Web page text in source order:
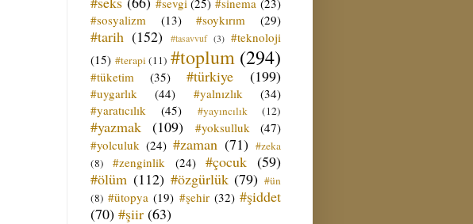
#sosyalizm
(13) #soykırım (29)
#tarih (152) #tasavvuf (3) #teknoloji
(15) #terapi (11) #toplum (294)
#tüketim (35) #türkiye (199)
#uygarlık (44) #yalnızlık
(34)
#yaratıcılık
(45) #yayıncılık (12)
#yazmak (109) #yoksulluk
(47)
#yolculuk (24) #zaman (71) #zeka
(8)
#zenginlik (24) #çocuk (59)
#ölüm (112) #özgürlük (79) #ün
(8) #ütopya (19) #şehir (32) #şiddet
(70) #şiir (63)